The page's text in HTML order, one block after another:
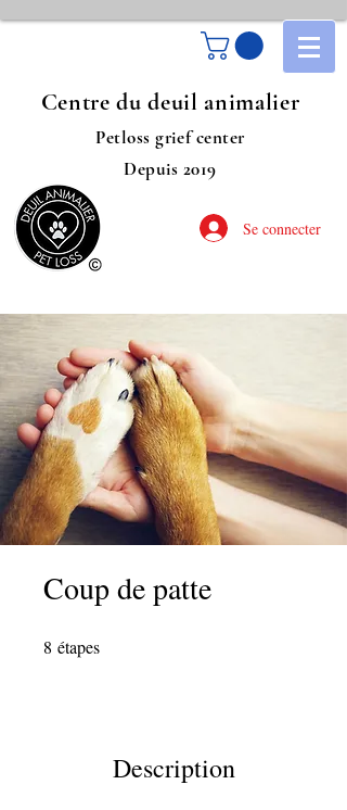
Centre du deuil animalier
Petloss grief center
Depuis 2019
Se connecter
Coup de patte
8 étapes
Description